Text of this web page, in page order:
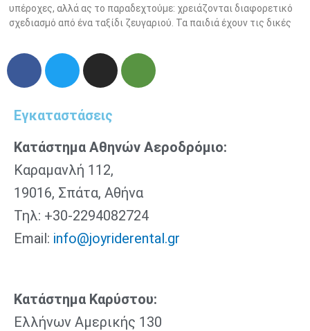
υπέροχες, αλλά ας το παραδεχτούμε: χρειάζονται διαφορετικό
σχεδιασμό από ένα ταξίδι ζευγαριού. Τα παιδιά έχουν τις δικές
F
c
e
b
o
o
k
T
w
i
t
e
r
I
s
t
g
r
a
m
T
i
d
s
o
r
Εγκαταστάσεις
Κατάστημα Αθηνών Αεροδρόμιο:
Καραμανλή 112,
19016, Σπάτα, Αθήνα
Τηλ: +30-2294082724
Email: info@joyriderental.gr
Κατάστημα Καρύστου:
Ελλήνων Αμερικής 130